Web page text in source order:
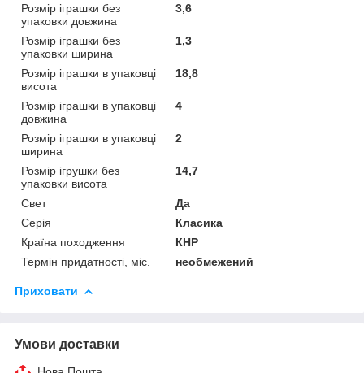
Розмір іграшки без
упаковки довжина
3,6
Розмір іграшки без
упаковки ширина
1,3
Розмір іграшки в упаковці
висота
18,8
Розмір іграшки в упаковці
довжина
4
Розмір іграшки в упаковці
ширина
2
Розмір ігрушки без
упаковки висота
14,7
Свет
Да
Серія
Класика
Країна походження
КНР
Термін придатності, міс.
необмежений
Приховати
Умови доставки